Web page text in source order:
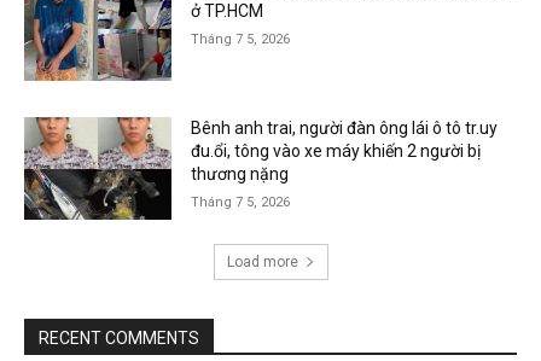
ở TP.HCM
Tháng 7 5, 2026
Bênh anh trai, người đàn ông lái ô tô tr.uy
đu.ổi, tông vào xe máy khiến 2 người bị
thương nặng
Tháng 7 5, 2026
Load more
RECENT COMMENTS